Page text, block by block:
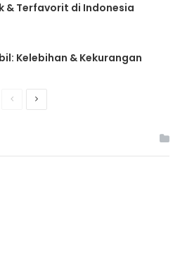
& Terfavorit di Indonesia
Kelebihan & Kekurangan
PreviousNext